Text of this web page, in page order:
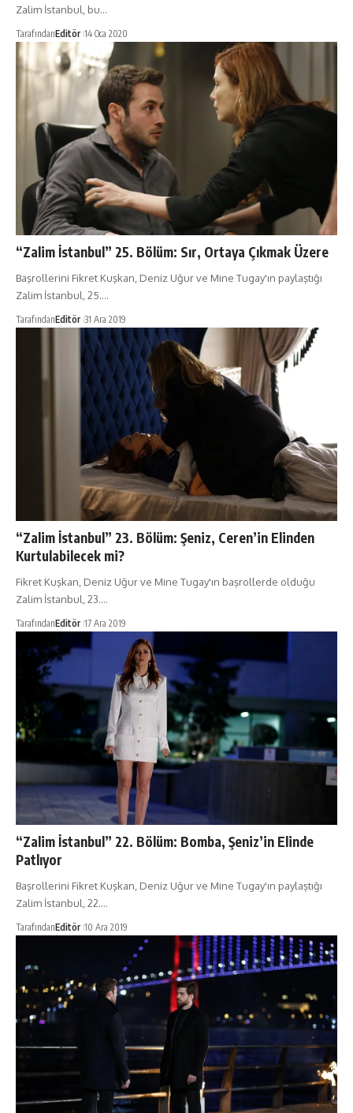
Zalim İstanbul, bu…
TarafındanEditör 14 Oca 2020
“Zalim İstanbul” 25. Bölüm: Sır, Ortaya Çıkmak Üzere
Başrollerini Fikret Kuşkan, Deniz Uğur ve Mine Tugay'ın paylaştığı
Zalim İstanbul, 25.…
TarafındanEditör 31 Ara 2019
“Zalim İstanbul” 23. Bölüm: Şeniz, Ceren’in Elinden
Kurtulabilecek mi?
Fikret Kuşkan, Deniz Uğur ve Mine Tugay'ın başrollerde olduğu
Zalim İstanbul, 23.…
TarafındanEditör 17 Ara 2019
“Zalim İstanbul” 22. Bölüm: Bomba, Şeniz’in Elinde
Patlıyor
Başrollerini Fikret Kuşkan, Deniz Uğur ve Mine Tugay'ın paylaştığı
Zalim İstanbul, 22.…
TarafındanEditör 10 Ara 2019